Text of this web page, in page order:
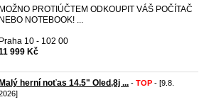
MOŽNO PROTIÚČTEM ODKOUPIT VÁŠ POČÍTAČ
NEBO NOTEBOOK! ...
Praha 10 - 102 00
999 Kč
Malý herní noťas 14.5" Oled,8j ... - TOP - [9.8.